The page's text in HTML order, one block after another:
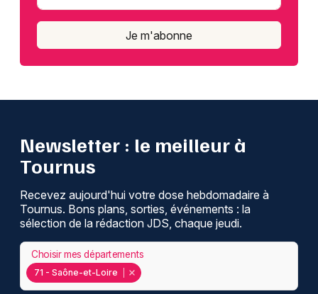
Je m'abonne
Newsletter : le meilleur à
Tournus
Recevez aujourd'hui votre dose hebdomadaire à
Tournus. Bons plans, sorties, événements : la
sélection de la rédaction JDS, chaque jeudi.
71 - Saône-et-Loire
Choisir mes départements